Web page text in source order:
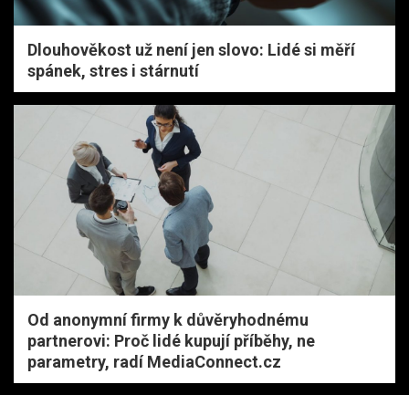
Dlouhověkost už není jen slovo: Lidé si měří
spánek, stres i stárnutí
Od anonymní firmy k důvěryhodnému
partnerovi: Proč lidé kupují příběhy, ne
parametry, radí MediaConnect.cz